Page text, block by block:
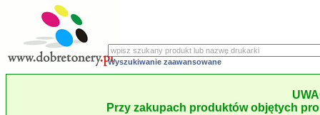
Wyszukiwanie zaawansowane
Przy zakupach produktów objętych